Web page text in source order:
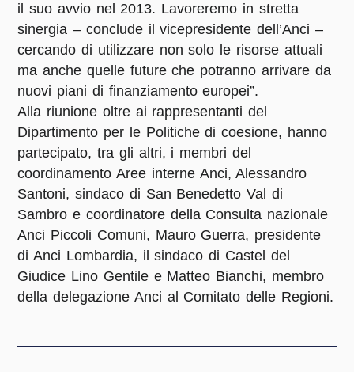
il suo avvio nel 2013. Lavoreremo in stretta
sinergia – conclude il vicepresidente dell’Anci –
cercando di utilizzare non solo le risorse attuali
ma anche quelle future che potranno arrivare da
nuovi piani di finanziamento europei”.
Alla riunione oltre ai rappresentanti del
Dipartimento per le Politiche di coesione, hanno
partecipato, tra gli altri, i membri del
coordinamento Aree interne Anci, Alessandro
Santoni, sindaco di San Benedetto Val di
Sambro e coordinatore della Consulta nazionale
Anci Piccoli Comuni, Mauro Guerra, presidente
di Anci Lombardia, il sindaco di Castel del
Giudice Lino Gentile e Matteo Bianchi, membro
della delegazione Anci al Comitato delle Regioni.